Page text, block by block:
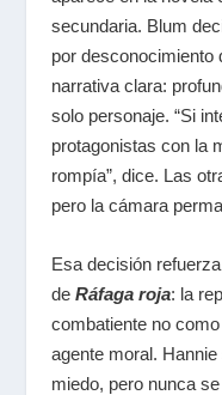
secundaria. Blum
por desconocimiento
narrativa clara:
solo personaje. “Si
protagonistas con la
rompía”, dice. Las
pero la cámara
Esa decisión
de Ráfaga roja: la
combatiente no
agente moral.
miedo, pero nunca